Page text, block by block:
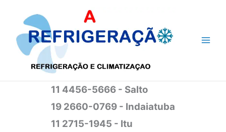
conteúdo
11 4456-5666 - Salto
19 2660-0769 - Indaiatuba
11 2715-1945 - Itu